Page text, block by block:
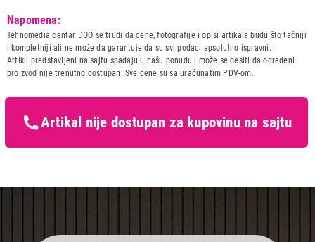
Naziv i vrsta robe:
SPORET
Uvoznik:
PB NITOM D.O.O. , PB NITOM
D.O.O.
Zemlja porekla:
Turska
Prava potrošača:
Zagarantovana sva prava
zaštiti potrošača
Napomena:
Tehnomedia centar DOO se trudi da cene, fotografije i opisi artikala budu što tačniji
i kompletniji ali ne može da garantuje da su svi podaci apsolutno ispravni.
Artikli predstavljeni na sajtu spadaju u našu ponudu i može se desiti da određeni
proizvod nije trenutno dostupan. Sve cene su sa uračunatim PDV-om.
Artikal nije dostupan za kupovinu na sajtu
ŠPORETI
Proizvod je dodat u korpu.